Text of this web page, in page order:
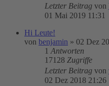
Letzter Beitrag von
01 Mai 2019 11:31
Hi Leute!
von benjamin » 02 Dez
1 Antworten
17128 Zugriffe
Letzter Beitrag von
02 Dez 2018 21:26